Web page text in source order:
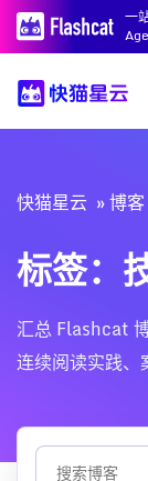
一
快猫星云 博客
标签：
汇总 Flashcat
连续阅读实践、